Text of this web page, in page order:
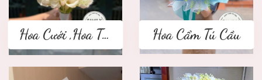
Hoa Cưới ,Hoa Tay Cầm Cô Dâu Hoa Cẩm Tú Cầu